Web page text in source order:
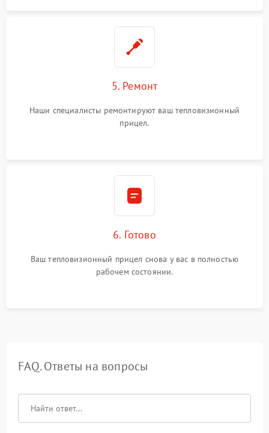
5. Ремонт
Наши специалисты ремонтируют ваш тепловизионный
прицел.
6. Готово
Ваш тепловизионный прицел снова у вас в полностью
рабочем состоянии.
FAQ. Ответы на вопросы